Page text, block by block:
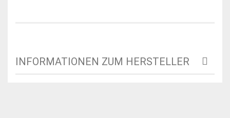
INFORMATIONEN ZUM HERSTELLER